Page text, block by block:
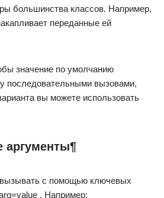
большинства классов. Например,
переданные ей
значение по умолчанию
последовательными вызовами,
вы можете использовать
аргументы¶
с помощью ключевых
. Например: